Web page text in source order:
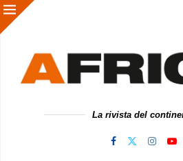
La rivista del